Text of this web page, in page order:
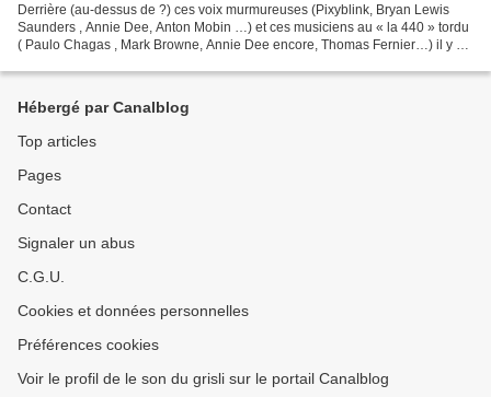
Derrière (au-dessus de ?) ces voix murmureuses (Pixyblink, Bryan Lewis
Saunders , Annie Dee, Anton Mobin …) et ces musiciens au « la 440 » tordu
( Paulo Chagas , Mark Browne, Annie Dee encore, Thomas Fernier…) il y a
Hébergé par Canalblog
Top articles
Pages
Contact
Signaler un abus
C.G.U.
Cookies et données personnelles
Préférences cookies
Voir le profil de le son du grisli sur le portail Canalblog